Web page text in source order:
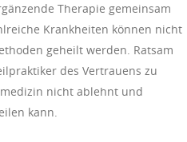
Therapie gemeinsam
Krankheiten können nicht
geheilt werden. Ratsam
des Vertrauens zu
nicht ablehnt und
kann.